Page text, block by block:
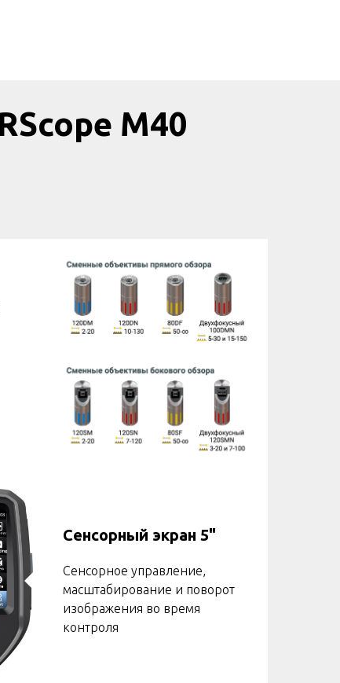
M40
Сенсорный экран 5"
Сенсорное управление,
масштабирование и поворот
изображения во время
контроля